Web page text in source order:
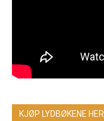
KJØP LYDBØKENE HER